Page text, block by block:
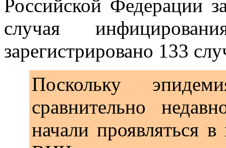
Российской Федерации
случая
зарегистрировано 133
Поскольку
сравнительно
начали проявляться